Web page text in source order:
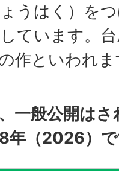
うはく）を
ています。
作といわれ
一般公開は
年（2026）